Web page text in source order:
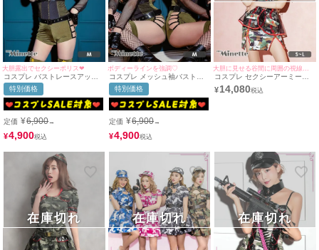
大胆露出でセクシーポリス❤︎
コスプレ バストレースアップ
メッシュ袖ありワッペン付きセ
クシーアーミーポリス [8点セ
ット] (オールインワン/ベルト/
帽子/グローブ/ニーハイストラ
ハイ)
特別価格
定価 ¥6,900→
¥4,900
ボディーラインを強調♡
コスプレ メッシュ袖バスト編
み上げペアセクシーアーミーポ
リス [8点セット] (オールインワ
ン/ベルト/帽子/グローブ/ニー
ハイストラップ/手錠/ニーハイ
特別価格
定価 ¥6,900→
¥4,900
コスプレ セクシーアーミーガ
ールポリス インポートプチプ
ラハロウィンコスプレ5点セッ
¥14,080
在庫切れ 在庫切れ 在庫切れ